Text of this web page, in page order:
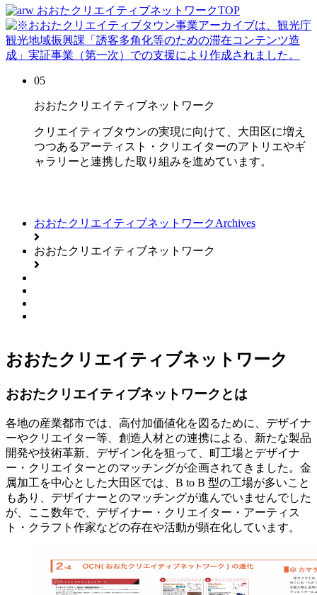
おおたクリエイティブネットワークTOP
05
おおたクリエイティブネットワーク
クリエイティブタウンの実現に向けて、大田区に増え
つつあるアーティスト・クリエイターのアトリエやギ
ャラリーと連携した取り組みを進めています。
おおたクリエイティブネットワークArchives
おおたクリエイティブネットワーク
おおたクリエイティブネットワーク
おおたクリエイティブネットワークとは
各地の産業都市では、高付加価値化を図るために、デザイナ
ーやクリエイター等、創造人材との連携による、新たな製品
開発や技術革新、デザイン化を狙って、町工場とデザイナ
ー・クリエイターとのマッチングが企画されてきました。金
属加工を中心とした大田区では、B to B 型の工場が多いこと
もあり、デザイナーとのマッチングが進んでいませんでした
が、ここ数年で、デザイナー・クリエイター・アーティス
ト・クラフト作家などの存在や活動が顕在化しています。